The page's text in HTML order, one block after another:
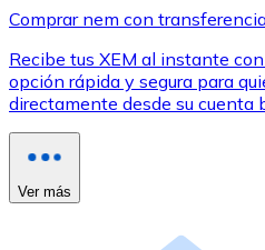
Comprar nem con
Recibe tus XEM al instante
opción rápida y segura para
directamente desde su cuenta
Ver más